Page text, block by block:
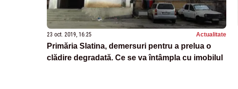
23 oct. 2019, 16:25 Actualitate
Primăria Slatina, demersuri pentru a prelua o
clădire degradată. Ce se va întâmpla cu imobilul